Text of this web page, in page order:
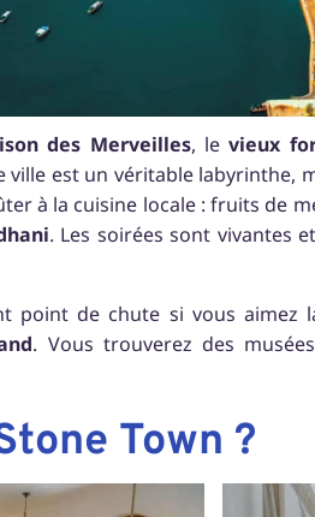
des Merveilles, levieux
ville est un véritable labyrinthe,
à la cuisine locale : fruits de
. Les soirées sont vivantes
point de chute si vous aimez
. Vous trouverez des
Town ?